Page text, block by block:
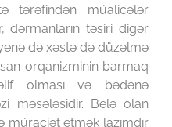
tərəfindən müalicələr
dərmanların təsiri digər
də xəstə də düzəlmə
orqanizminin barmaq
olması və bədənə
məsələsidir. Belə olan
etmək lazımdır